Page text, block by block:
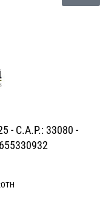
- C.A.P.: 33080 -